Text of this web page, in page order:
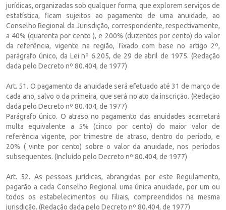
jurídicas, organizadas sob qualquer forma, que explorem serviços de
estatística, ficam sujeitos ao pagamento de uma anuidade, ao
Conselho Regional da Jurisdição, correspondente, respectivamente,
a 40% (quarenta por cento ), e 200% (duzentos por cento) do valor
da referência, vigente na região, fixado com base no artigo 2º,
parágrafo único, da Lei nº 6.205, de 29 de abril de 1975. (Redação
dada pelo Decreto nº 80.404, de 1977)
Art. 51. O pagamento da anuidade será efetuado até 31 de março de
cada ano, salvo o da primeira, que será no ato da inscrição. (Redação
dada pelo Decreto nº 80.404, de 1977)
Parágrafo único. O atraso no pagamento das anuidades acarretará
multa equivalente a 5% (cinco por cento) do maior valor de
referência vigente, por trimestre de atraso, dentro do período, e
20% ( vinte por cento) sobre o valor da anuidade, nos períodos
subsequentes. (Incluído pelo Decreto nº 80.404, de 1977)
Art. 52. As pessoas jurídicas, abrangidas por este Regulamento,
pagarão a cada Conselho Regional uma única anuidade, por um ou
todos os estabelecimentos ou filiais, compreendidos na mesma
jurisdição. (Redação dada pelo Decreto nº 80.404, de 1977)